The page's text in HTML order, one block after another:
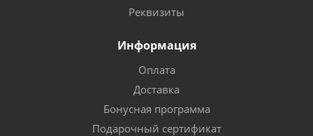
Реквизиты
Информация
Оплата
Доставка
Бонусная программа
Подарочный сертификат